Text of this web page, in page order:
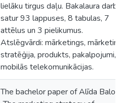
lielāku tirgus daļu. Bakalaura darbs
satur 93 lappuses, 8 tabulas, 7
attēlus un 3 pielikumus.
Atslēgvārdi: mārketings,
stratēģija, produkts, pakalpojumi,
mobilās telekomunikācijas.
The bachelor paper of Alīda